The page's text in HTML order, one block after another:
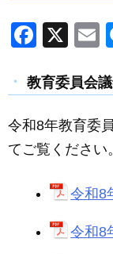
F
c
e
b
o
o
X
教育委員会
令和8年教育委
てご覧ください。
令和8
令和8